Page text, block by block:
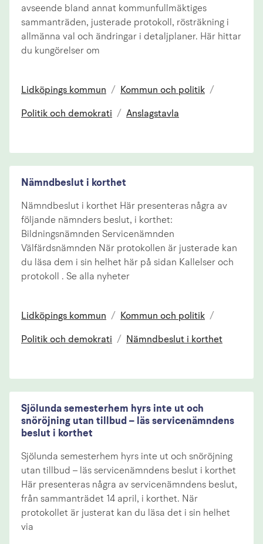
avseende bland annat kommunfullmäktiges
sammanträden, justerade protokoll, rösträkning i
allmänna val och ändringar i detaljplaner. Här hittar
du kungörelser om
Lidköpings kommun / Kommun och politik /
Politik och demokrati / Anslagstavla
Nämndbeslut i korthet
Nämndbeslut i korthet Här presenteras några av
följande nämnders beslut, i korthet:
Bildningsnämnden Servicenämnden
Välfärdsnämnden När protokollen är justerade kan
du läsa dem i sin helhet här på sidan Kallelser och
protokoll . Se alla nyheter
Lidköpings kommun / Kommun och politik /
Politik och demokrati / Nämndbeslut i korthet
Sjölunda semesterhem hyrs inte ut och
snöröjning utan tillbud – läs servicenämndens
beslut i korthet
Sjölunda semesterhem hyrs inte ut och snöröjning
utan tillbud – läs servicenämndens beslut i korthet
Här presenteras några av servicenämndens beslut,
från sammanträdet 14 april, i korthet. När
protokollet är justerat kan du läsa det i sin helhet
via